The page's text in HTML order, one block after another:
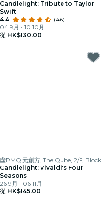
Candlelight: Tribute to Taylor
Swift
4.4
(46)
04 9月 - 10 10月
從 HK$130.00
PMQ 元創方
Candlelight: Vivaldi's Four
Seasons
26 9月 - 06 11月
從 HK$145.00